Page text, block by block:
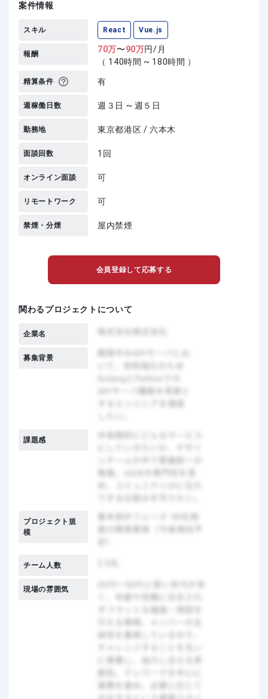
案件情報
スキル React Vue.js
報酬 70万〜90万円/月
（ 140時間 ~ 180時間 ）
精算条件 有
週稼働日数 週３日 ~ 週５日
勤務地 東京都港区 / 六本木
面談回数 1回
オンライン面談 可
リモートワーク 可
禁煙・分煙 屋内禁煙
会員登録して応募する
関わるプロジェクトについて
企業名
募集背景
課題感
プロジェクト規
模
チーム人数
現場の雰囲気